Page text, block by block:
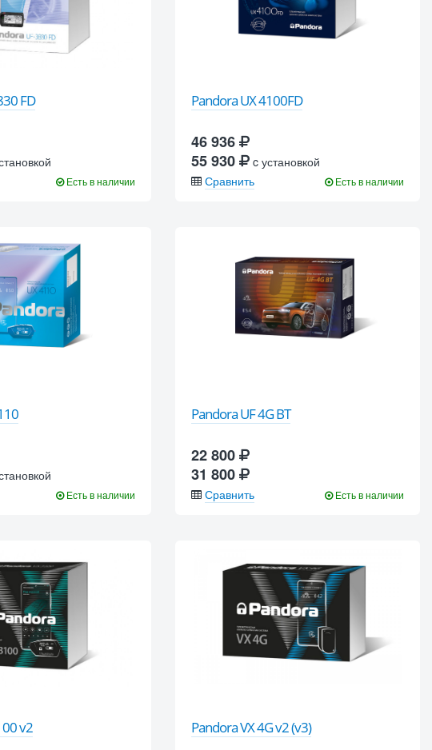
FD
Есть в наличии
Pandora UX 4100FD
46 936
55 930
c установкой
Сравнить
Есть в наличии
Есть в наличии
Pandora UF 4G BT
22 800
31 800
Сравнить Есть в наличии
v2 Pandora VX 4G v2 (v3)